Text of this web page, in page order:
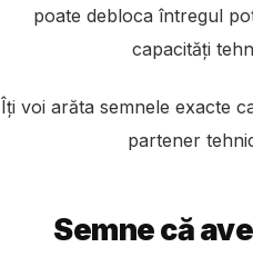
poate debloca întregul
capacități
Îți voi arăta semnele exacte
partener
Semne că